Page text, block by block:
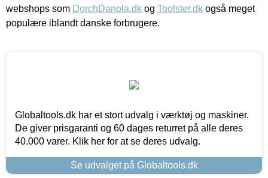
webshops som DorchDanola.dk og Toolster.dk også meget
populære iblandt danske forbrugere.
Globaltools.dk har et stort udvalg i værktøj og maskiner.
De giver prisgaranti og 60 dages returret på alle deres
40.000 varer. Klik her for at se deres udvalg.
Se udvalget på Globaltools.dk